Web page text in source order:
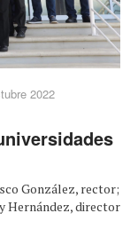
2022
González, rector;
Hernández, director